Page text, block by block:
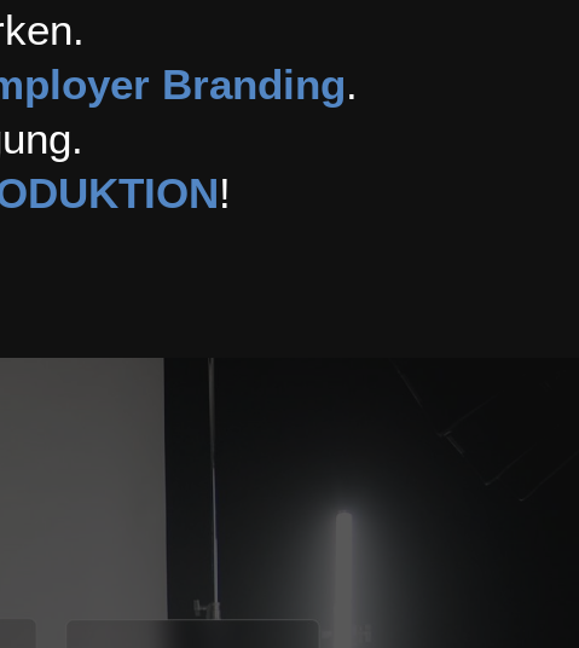
Branding.
!